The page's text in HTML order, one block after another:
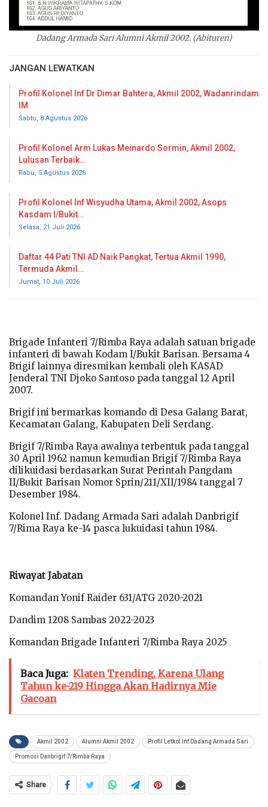
Dadang Armada Sari Alumni Akmil 2002. (Abituren)
JANGAN LEWATKAN
Profil Kolonel Inf Dr Dimar Bahtera, Akmil 2002, Wadanrindam
IM
Sabtu, 8 Agustus 2026
Profil Kolonel Arm Lukas Meinardo Sormin, Akmil 2002,
Lulusan Terbaik…
Rabu, 5 Agustus 2026
Profil Kolonel Inf Wisyudha Utama, Akmil 2002, Asops
Kasdam I/Bukit…
Selasa, 21 Juli 2026
Daftar 44 Pati TNI AD Naik Pangkat, Tertua Akmil 1990,
Termuda Akmil…
Jumat, 10 Juli 2026
Brigade Infanteri 7/Rimba Raya adalah satuan brigade
infanteri di bawah Kodam I/Bukit Barisan. Bersama 4
Brigif lainnya diresmikan kembali oleh KASAD
Jenderal TNI Djoko Santoso pada tanggal 12 April
2007.
Brigif ini bermarkas komando di Desa Galang Barat,
Kecamatan Galang, Kabupaten Deli Serdang.
Brigif 7/Rimba Raya awalnya terbentuk pada tanggal
30 April 1962 namun kemudian Brigif 7/Rimba Raya
dilikuidasi berdasarkan Surat Perintah Pangdam
II/Bukit Barisan Nomor Sprin/211/XII/1984 tanggal 7
Desember 1984.
Kolonel Inf. Dadang Armada Sari adalah Danbrigif
7/Rima Raya ke-14 pasca lukuidasi tahun 1984.
Riwayat Jabatan
Komandan Yonif Raider 631/ATG 2020-2021
Dandim 1208 Sambas 2022-2023
Komandan Brigade Infanteri 7/Rimba Raya 2025
Baca Juga: Klaten Trending, Karena Ulang
Tahun ke-219 Hingga Akan Hadirnya Mie
Gacoan
Akmil 2002 Alumni Akmil 2002 Profil Letkol Inf Dadang Armada Sari
Promosi Danbrigif 7/Rimba Raya
Share